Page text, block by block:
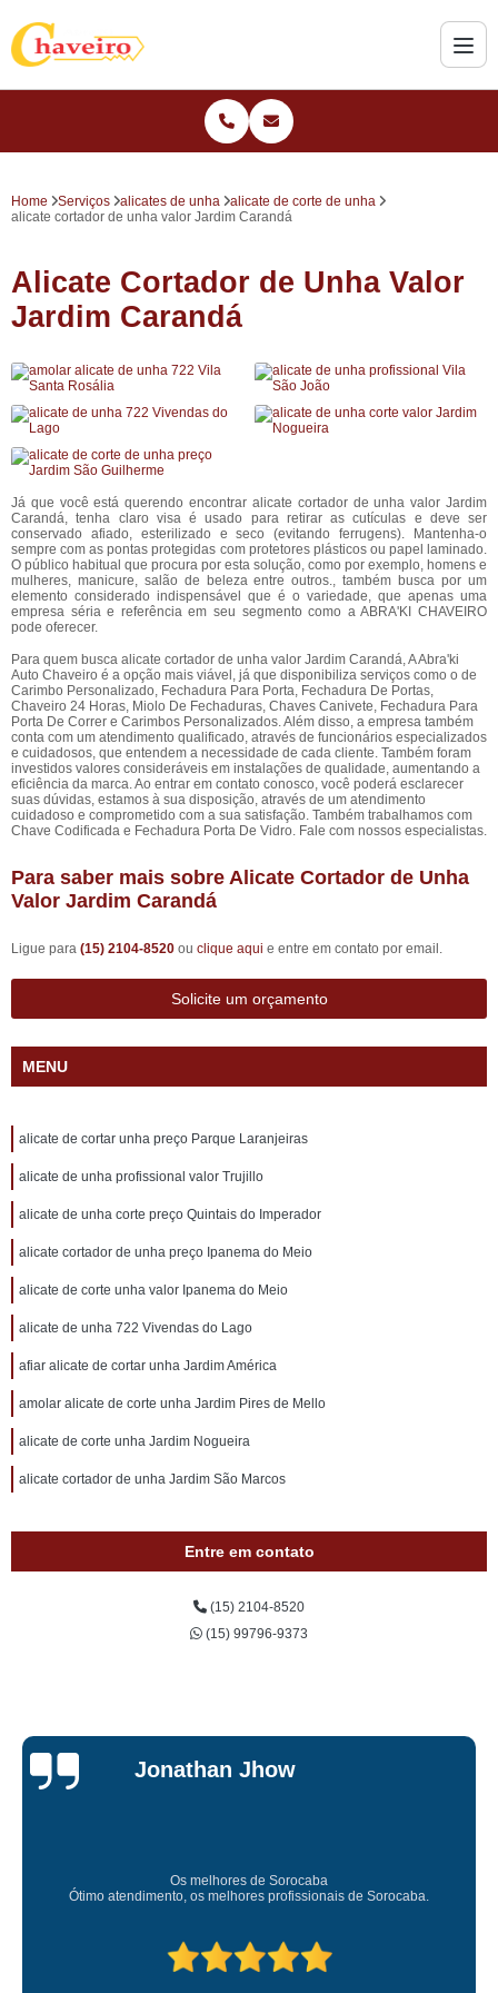
Home Serviços alicates de unha
alicate de corte de unha
alicate cortador de unha valor Jardim Carandá
Alicate Cortador de Unha Valor
Jardim Carandá
Já que você está querendo encontrar alicate cortador de unha valor Jardim
Carandá, tenha claro visa é usado para retirar as cutículas e deve ser
conservado afiado, esterilizado e seco (evitando ferrugens). Mantenha-o
sempre com as pontas protegidas com protetores plásticos ou papel laminado.
O público habitual que procura por esta solução, como por exemplo, homens e
mulheres, manicure, salão de beleza entre outros., também busca por um
elemento considerado indispensável que é o variedade, que apenas uma
empresa séria e referência em seu segmento como a ABRA'KI CHAVEIRO
pode oferecer.
Para quem busca alicate cortador de unha valor Jardim Carandá, A Abra'ki
Auto Chaveiro é a opção mais viável, já que disponibiliza serviços como o de
Carimbo Personalizado, Fechadura Para Porta, Fechadura De Portas,
Chaveiro 24 Horas, Miolo De Fechaduras, Chaves Canivete, Fechadura Para
Porta De Correr e Carimbos Personalizados. Além disso, a empresa também
conta com um atendimento qualificado, através de funcionários especializados
e cuidadosos, que entendem a necessidade de cada cliente. Também foram
investidos valores consideráveis em instalações de qualidade, aumentando a
eficiência da marca. Ao entrar em contato conosco, você poderá esclarecer
suas dúvidas, estamos à sua disposição, através de um atendimento
cuidadoso e comprometido com a sua satisfação. Também trabalhamos com
Chave Codificada e Fechadura Porta De Vidro. Fale com nossos especialistas.
Para saber mais sobre Alicate Cortador de Unha
Valor Jardim Carandá
Ligue para (15) 2104-8520 ou clique aqui e entre em contato por email.
Solicite um orçamento
MENU
alicate de cortar unha preço Parque Laranjeiras
alicate de unha profissional valor Trujillo
alicate de unha corte preço Quintais do Imperador
alicate cortador de unha preço Ipanema do Meio
alicate de corte unha valor Ipanema do Meio
alicate de unha 722 Vivendas do Lago
afiar alicate de cortar unha Jardim América
amolar alicate de corte unha Jardim Pires de Mello
alicate de corte unha Jardim Nogueira
alicate cortador de unha Jardim São Marcos
Entre em contato
(15) 2104-8520
(15) 99796-9373
Jessica
Carvalho
Super recomendo!
Amei o atendimento. Preco super bom. Superou minhas expectativas.
Deixou o meu bem super arrumadinhooo recomendo!